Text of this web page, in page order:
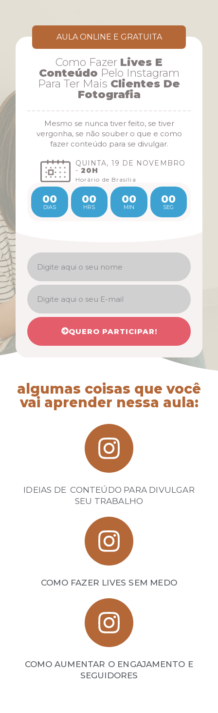
AULA ONLINE E GRATUITA
Como Fazer Lives E
Conteúdo Pelo Instagram
Para Ter Mais Clientes De
Fotografia
Mesmo se nunca tiver feito, se tiver
vergonha, se não souber o que e como
fazer conteúdo para se divulgar.
QUINTA, 19 DE NOVEMBRO
- 20H
Horário de Brasília
00
DIAS
00
HRS
00
MIN
00
SEG
QUERO PARTICIPAR!
algumas coisas que você
vai aprender nessa aula:
IDEIAS DE CONTEÚDO PARA DIVULGAR
SEU TRABALHO
COMO FAZER LIVES SEM MEDO
COMO AUMENTAR O ENGAJAMENTO E
SEGUIDORES